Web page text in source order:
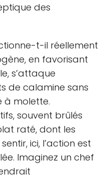
des
t-il réellement
en favorisant
s’attaque
de calamine sans
à molette.
souvent brûlés
raté, dont les
ici, l’action est
Imaginez un chef